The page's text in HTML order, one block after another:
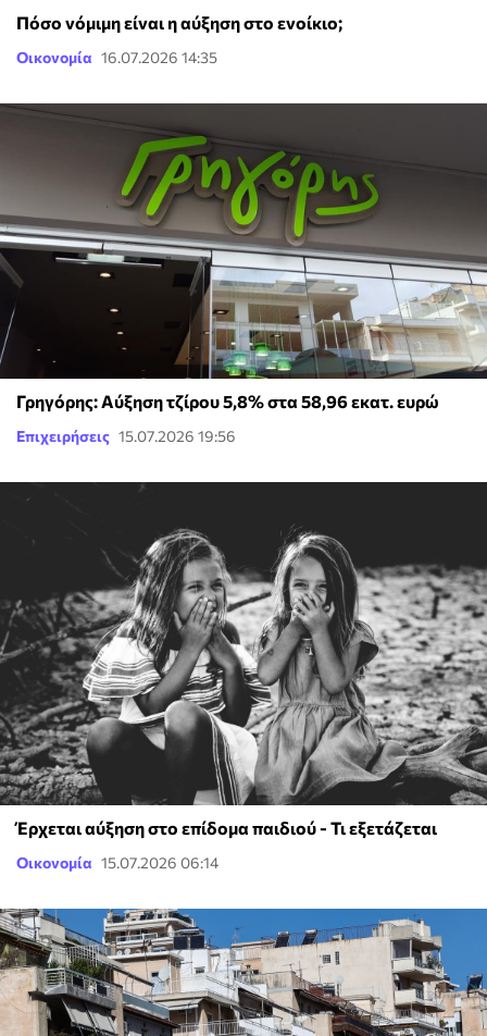
Πόσο νόμιμη είναι η αύξηση στο ενοίκιο;
Οικονομία 16.07.2026 14:35
Γρηγόρης: Αύξηση τζίρου 5,8% στα 58,96 εκατ. ευρώ
Επιχειρήσεις 15.07.2026 19:56
Έρχεται αύξηση στο επίδομα παιδιού - Τι εξετάζεται
Οικονομία 15.07.2026 06:14